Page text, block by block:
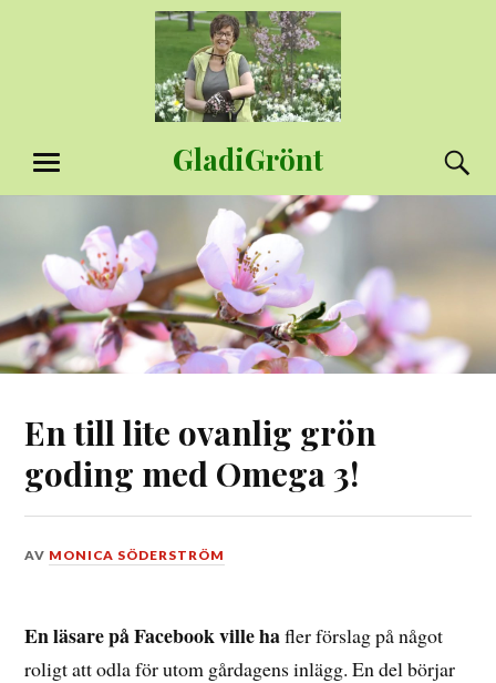
GladiGrönt
MENY
En till lite ovanlig grön
goding med Omega 3!
DEN
2014
AV MONICA SÖDERSTRÖM
En läsare på Facebook ville hafler förslag på något
roligt att odla för utom gårdagens inlägg. En del börjar